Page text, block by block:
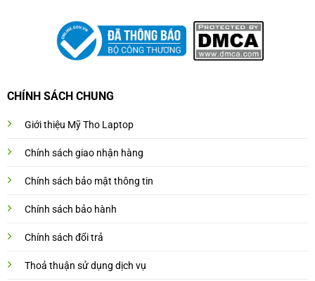
CHÍNH SÁCH CHUNG
Giới thiệu Mỹ Tho Laptop
Chính sách giao nhận hàng
Chính sách bảo mật thông tin
Chính sách bảo hành
Chính sách đổi trả
Thoả thuận sử dụng dịch vụ